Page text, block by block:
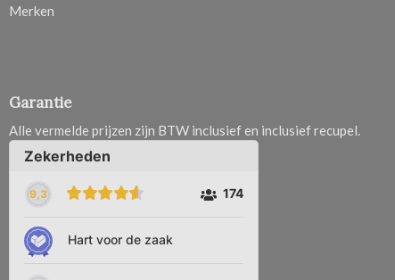
Merken
Garantie
Alle vermelde prijzen zijn BTW inclusief en inclusief recupel.